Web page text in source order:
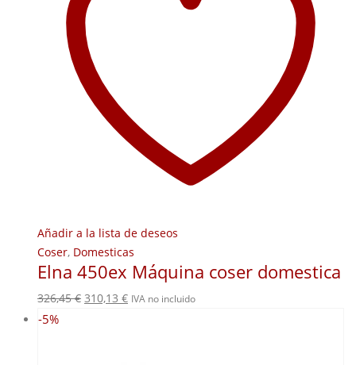
Añadir a la lista de deseos
Coser, Domesticas
Elna 450ex Máquina coser domestica
326,45€ El
310,13 €ElIVA no incluido
-5%